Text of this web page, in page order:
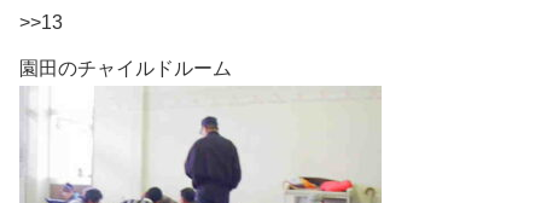
>>13
園田のチャイルドルーム